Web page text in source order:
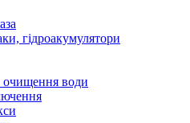
гідроакумулятори
очищення води